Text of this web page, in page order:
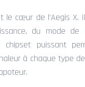
le cœur de l’Aegis X.
du mode
chipset puissant
à chaque type